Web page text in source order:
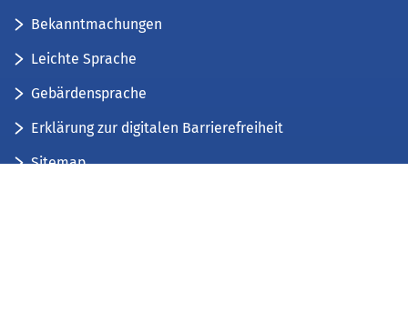
Bekanntmachungen
Leichte Sprache
Gebärdensprache
Erklärung zur digitalen Barrierefreiheit
Sitemap